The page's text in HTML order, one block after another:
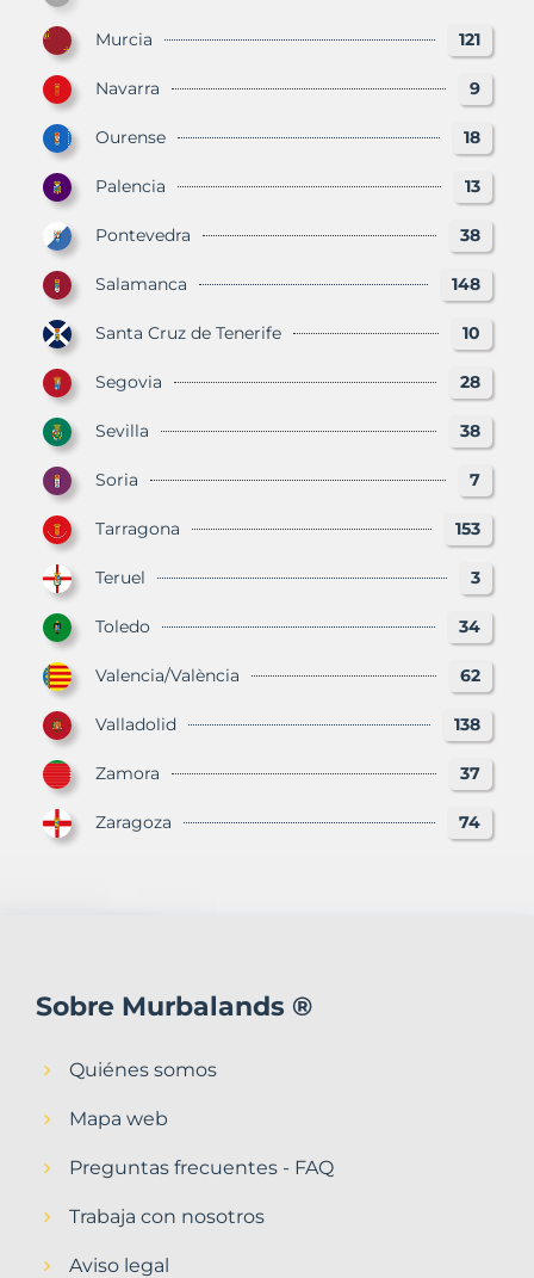
Murcia 121
Navarra 9
Ourense 18
Palencia 13
Pontevedra 38
Salamanca 148
Santa Cruz de Tenerife 10
Segovia 28
Sevilla 38
Soria 7
Tarragona 153
Teruel 3
Toledo 34
Valencia/València 62
Valladolid 138
Zamora 37
Zaragoza 74
Sobre Murbalands ®
Quiénes somos
Mapa web
Preguntas frecuentes - FAQ
Trabaja con nosotros
Aviso legal